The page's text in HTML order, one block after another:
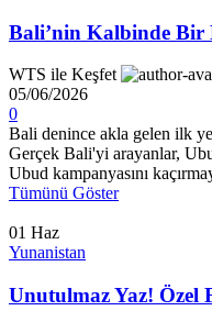
Bali’nin Kalbinde Bir
WTS ile Keşfet
05/06/2026
0
Bali denince akla gelen ilk
Gerçek Bali'yi arayanlar,
Ubud kampanyasını
Tümünü Göster
01 Haz
Yunanistan
Unutulmaz Yaz! Özel